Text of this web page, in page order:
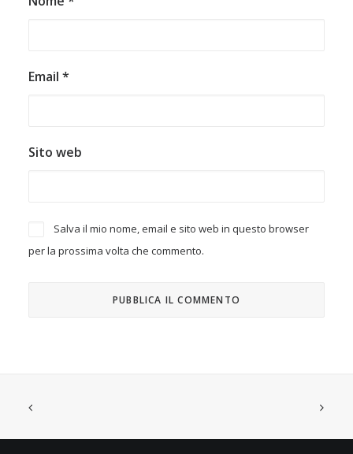
Email *
Sito web
Salva il mio nome, email e sito web in questo browser
per la prossima volta che commento.